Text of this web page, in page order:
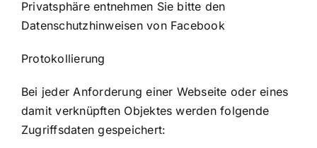
Privatsphäre entnehmen Sie bitte den
Datenschutzhinweisen von Facebook
Protokollierung
Bei jeder Anforderung einer Webseite oder eines
damit verknüpften Objektes werden folgende
Zugriffsdaten gespeichert: